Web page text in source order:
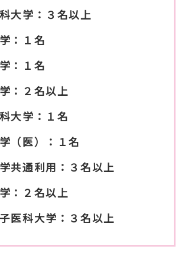
大学：３名以上
：１名
：１名
：２名以上
大学：１名
（医）：１名
共通利用：３名以上
：２名以上
医科大学：３名以上